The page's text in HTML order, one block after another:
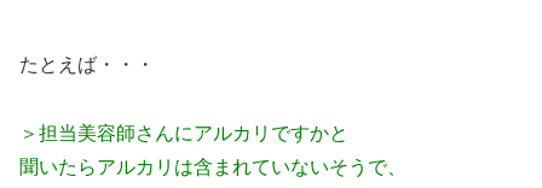
たとえば・・・
＞担当美容師さんにアルカリですかと
聞いたらアルカリは含まれていないそうで、